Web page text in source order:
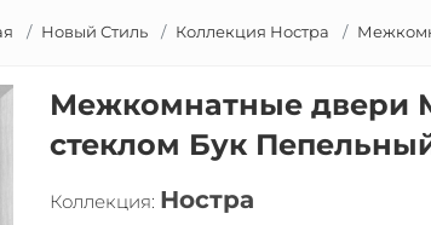
Новый Стиль Коллекция Ностра
Межкомнатные двери
стеклом Бук
Коллекция: Ностра